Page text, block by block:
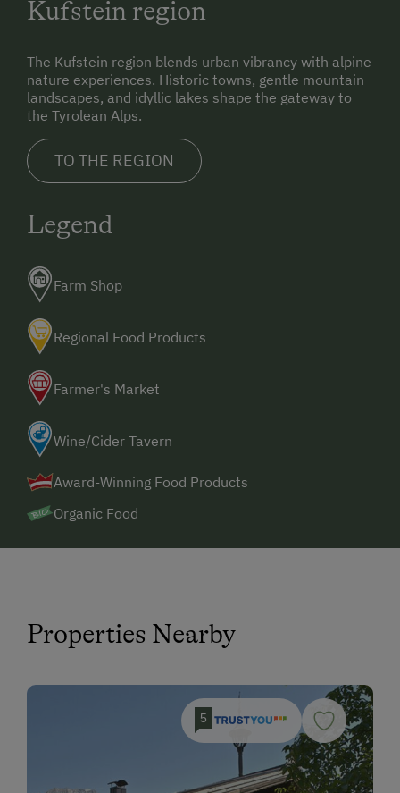
Kufstein region
The Kufstein region blends urban vibrancy with alpine
nature experiences. Historic towns, gentle mountain
landscapes, and idyllic lakes shape the gateway to
the Tyrolean Alps.
TO THE REGION
Legend
Farm Shop
Regional Food Products
Farmer's Market
Wine/Cider Tavern
Award-Winning Food Products
Organic Food
Properties Nearby
5